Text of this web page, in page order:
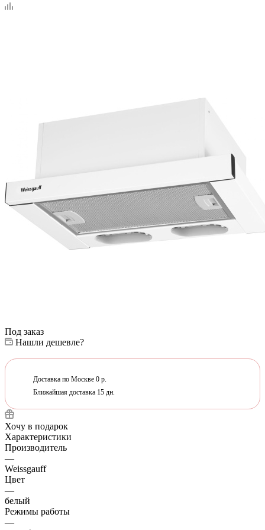
Под заказ
Нашли дешевле?
Доставка по Москве 0 р.
Ближайшая доставка 15 дн.
Хочу в подарок
Характеристики
Производитель
—
Weissgauff
Цвет
—
белый
Режимы работы
—